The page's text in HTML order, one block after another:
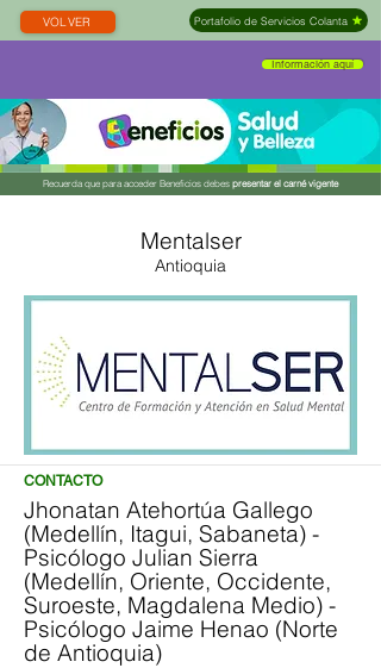
Portafolio de Servicios Colanta
VOLVER
Información aquí
Recuerda que para acceder Beneficios debes presentar el carné vigente
Mentalser
Antioquia
CONTACTO
Jhonatan Atehortúa Gallego
(Medellín, Itagui, Sabaneta) -
Psicólogo Julian Sierra
(Medellín, Oriente, Occidente,
Suroeste, Magdalena Medio) -
Psicólogo Jaime Henao (Norte
de Antioquia)